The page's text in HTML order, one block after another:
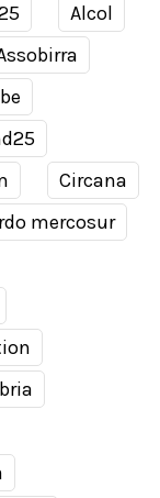
Alcol
Circana
mercosur